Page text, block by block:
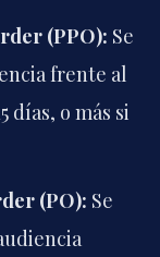
(PPO): Se
frente al
días, o más si
(PO): Se